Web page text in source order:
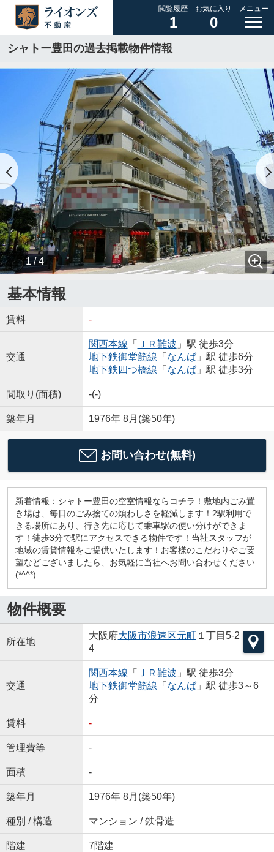
閲覧履歴
1
お気に入り
0
メニュー
シャトー豊田の過去掲載物件情報
1 / 4
基本情報
賃料 -
交通
関西本線 「 ＪＲ難波 」駅 徒歩3分
地下鉄御堂筋線 「 なんば」駅 徒歩6分
地下鉄四つ橋線 「 なんば」駅 徒歩3分
間取り(面積) -(-)
築年月 1976年 8月(築50年)
お問い合わせ(無料)
新着情報：シャトー豊田の空室情報ならコチラ！敷地内ごみ置
き場は、毎日のごみ捨ての煩わしさを軽減します！2駅利用で
きる場所にあり、行き先に応じて乗車駅の使い分けができま
す！徒歩3分で駅にアクセスできる物件です！当社スタッフが
地域の賃貸情報をご提供いたします！お客様のこだわりやご要
望などございましたら、お気軽に当社へお問い合わせください
(*^^*)
物件概要
所在地
大阪府大阪市浪速区元町１丁目5-2
4
交通
関西本線 「 ＪＲ難波 」駅 徒歩3分
地下鉄御堂筋線 「 なんば」駅 徒歩3～6
分
賃料 -
管理費等 -
面積 -
築年月 1976年 8月(築50年)
種別 / 構造 マンション / 鉄骨造
階建 7階建